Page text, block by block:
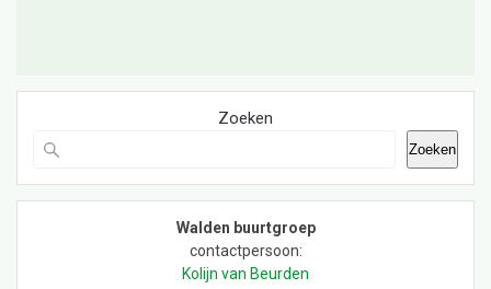
Zoeken
Zoeken
Walden buurtgroep
contactpersoon:
Kolijn van Beurden